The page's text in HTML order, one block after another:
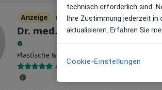
Anzeige
Dr. med. Sonja Kästner
Plastische & Ästhetische Chirurgin
48 Bewertungen
technisch erforderlich sind.
Ihre Zustimmung jederzeit in
aktualisieren. Erfahren Sie
Cookie-Einstellungen